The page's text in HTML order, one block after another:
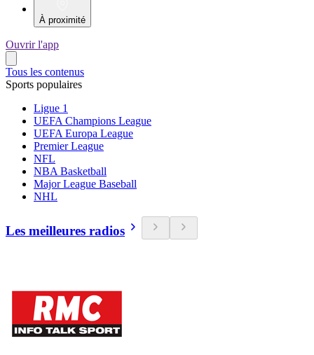
À proximité
Ouvrir l'app
Tous les contenus
Sports populaires
Ligue 1
UEFA Champions League
UEFA Europa League
Premier League
NFL
NBA Basketball
Major League Baseball
NHL
Les meilleures radios